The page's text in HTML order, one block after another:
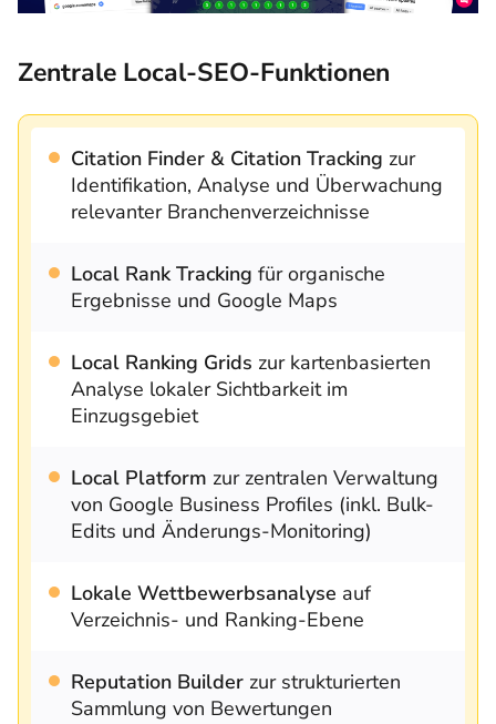
Zentrale Local-SEO-Funktionen
Citation Finder & Citation Tracking zur
Identifikation, Analyse und Überwachung
relevanter Branchenverzeichnisse
Local Rank Tracking für organische
Ergebnisse und Google Maps
Local Ranking Grids zur kartenbasierten
Analyse lokaler Sichtbarkeit im
Einzugsgebiet
Local Platform zur zentralen Verwaltung
von Google Business Profiles (inkl. Bulk-
Edits und Änderungs-Monitoring)
Lokale Wettbewerbsanalyse auf
Verzeichnis- und Ranking-Ebene
Reputation Builder zur strukturierten
Sammlung von Bewertungen